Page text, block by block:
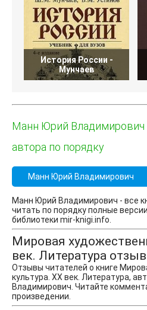
История России -
Мунчаев
Манн Юрий Владимирович
автора по порядку
Манн Юрий Владимирович
Манн Юрий Владимирович - все
читать по порядку полные
библиотеки mir-knigi.info.
Мировая
век. Литература
Отзывы читателей о книге
культура. XX век. Литература,
Владимирович. Читайте
произведении.